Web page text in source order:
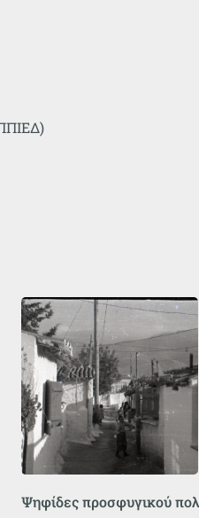
Ψηφίδες προσφυγικού